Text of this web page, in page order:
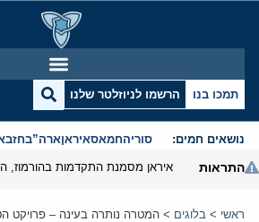
תמכו בנו הרשמו לניוזלטר שלנו
נושאים חמים: סוריהחמאסאיראןארה”ב
התראות
ראשי > בלוגים > המטרה נותרה בעינה – פרויקט